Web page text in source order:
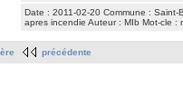
Date : 2011-02-20 Commune :
apres incendie Auteur : MIb Mot-cle :
précédente